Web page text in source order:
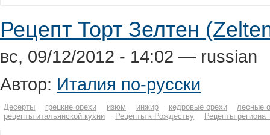
Рецепт Торт Зелтен
вс, 09/12/2012 - 14:02 — russian
Автор: Италия по-русски
Десерты грецкие орехи изюм инжир кедровые орехи
лесные
рецепты итальянской кухни
Рецепты к Рождеству Рецепты региона